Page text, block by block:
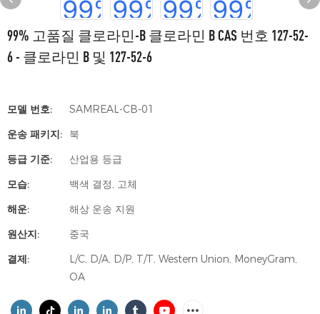
99% 고품질 클로라민-B 클로라민 B CAS 번호 127-52-
6 - 클로라민 B 및 127-52-6
모델 번호:
SAMREAL-CB-01
운송 패키지:
북
등급 기준:
산업용 등급
모습:
백색 결정, 고체
해운:
해상 운송 지원
원산지:
중국
결제:
L/C, D/A, D/P, T/T, Western Union, MoneyGram,
OA